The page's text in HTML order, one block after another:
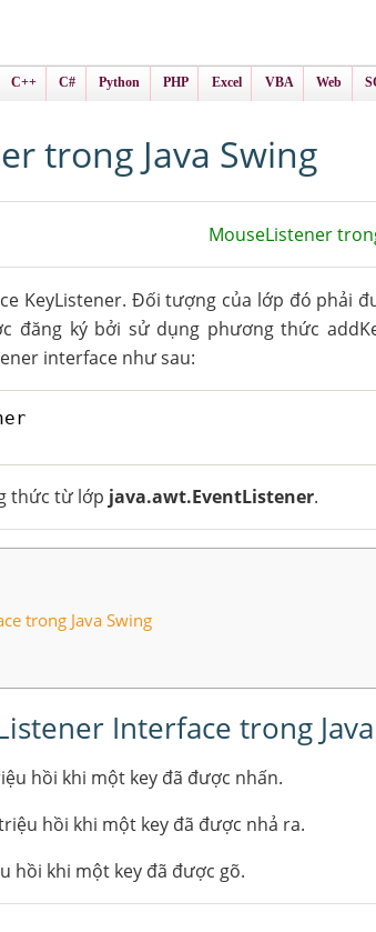
C++ C# Python PHP Excel VBA Web
trong Java Swing
MouseListener
KeyListener. Đối tượng của lớp đó phải
ký bởi sử dụng phương thức
interface như sau:
thức từ lớp java.awt.EventListener.
trong Java Swing
Interface trong
hồi khi một key đã được nhấn.
hồi khi một key đã được nhả ra.
hồi khi một key đã được gõ.